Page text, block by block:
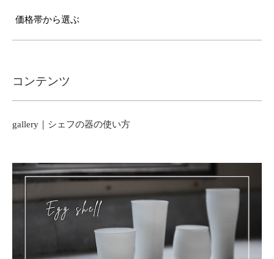
価格帯から選ぶ
コンテンツ
gallery｜シェフの器の使い方